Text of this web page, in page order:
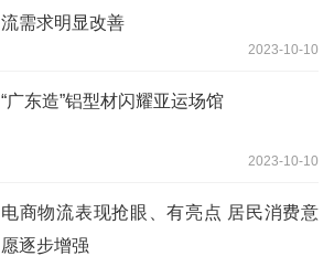
流需求明显改善
2023-10-10
“广东造”铝型材闪耀亚运场馆
2023-10-10
电商物流表现抢眼、有亮点 居民消费意
愿逐步增强